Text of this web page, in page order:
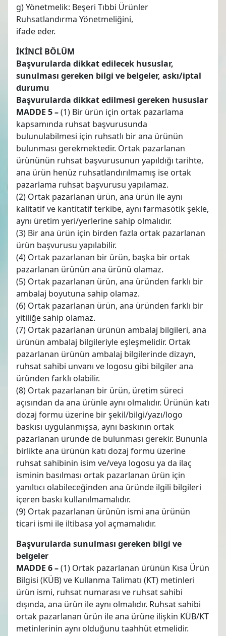
g) Yönetmelik: Beşeri Tıbbi Ürünler
Ruhsatlandırma Yönetmeliğini,
ifade eder.
İKİNCİ BÖLÜM
Başvurularda dikkat edilecek hususlar,
sunulması gereken bilgi ve belgeler, askı/iptal
durumu
Başvurularda dikkat edilmesi gereken hususlar
MADDE 5 –(1) Bir ürün için ortak pazarlama
kapsamında ruhsat başvurusunda
bulunulabilmesi için ruhsatlı bir ana ürünün
bulunması gerekmektedir. Ortak pazarlanan
ürününün ruhsat başvurusunun yapıldığı tarihte,
ana ürün henüz ruhsatlandırılmamış ise ortak
pazarlama ruhsat başvurusu yapılamaz.
(2) Ortak pazarlanan ürün, ana ürün ile aynı
kalitatif ve kantitatif terkibe, aynı farmasötik şekle,
aynı üretim yeri/yerlerine sahip olmalıdır.
(3) Bir ana ürün için birden fazla ortak pazarlanan
ürün başvurusu yapılabilir.
(4) Ortak pazarlanan bir ürün, başka bir ortak
pazarlanan ürünün ana ürünü olamaz.
(5) Ortak pazarlanan ürün, ana üründen farklı bir
ambalaj boyutuna sahip olamaz.
(6) Ortak pazarlanan ürün, ana üründen farklı bir
yitiliğe sahip olamaz.
(7) Ortak pazarlanan ürünün ambalaj bilgileri, ana
ürünün ambalaj bilgileriyle eşleşmelidir. Ortak
pazarlanan ürünün ambalaj bilgilerinde dizayn,
ruhsat sahibi unvanı ve logosu gibi bilgiler ana
üründen farklı olabilir.
(8) Ortak pazarlanan bir ürün, üretim süreci
açısından da ana ürünle aynı olmalıdır. Ürünün katı
dozaj formu üzerine bir şekil/bilgi/yazı/logo
baskısı uygulanmışsa, aynı baskının ortak
pazarlanan üründe de bulunması gerekir. Bununla
birlikte ana ürünün katı dozaj formu üzerine
ruhsat sahibinin isim ve/veya logosu ya da ilaç
isminin basılması ortak pazarlanan ürün için
yanıltıcı olabileceğinden ana üründe ilgili bilgileri
içeren baskı kullanılmamalıdır.
(9) Ortak pazarlanan ürünün ismi ana ürünün
ticari ismi ile iltibasa yol açmamalıdır.
Başvurularda sunulması gereken bilgi ve
belgeler
MADDE 6 –(1) Ortak pazarlanan ürünün Kısa Ürün
Bilgisi (KÜB) ve Kullanma Talimatı (KT) metinleri
ürün ismi, ruhsat numarası ve ruhsat sahibi
dışında, ana ürün ile aynı olmalıdır. Ruhsat sahibi
ortak pazarlanan ürün ile ana ürüne ilişkin KÜB/KT
metinlerinin aynı olduğunu taahhüt etmelidir.